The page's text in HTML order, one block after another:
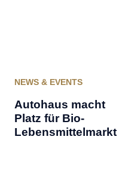
NEWS & EVENTS
Autohaus macht
Platz für Bio-
Lebensmittelmarkt